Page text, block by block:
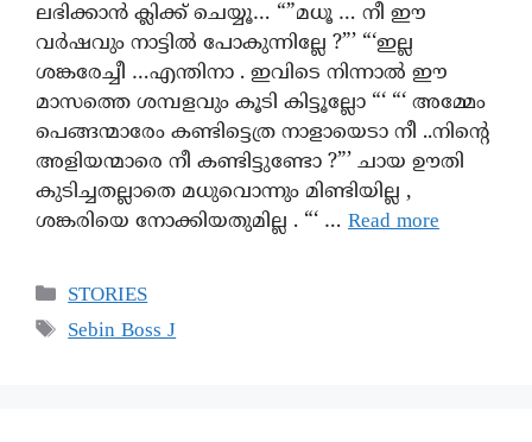
ലഭിക്കാൻ ക്ലിക്ക് ചെയ്യൂ… “”മധൂ … നീ ഈ
വർഷവും നാട്ടിൽ പോകുന്നില്ലേ ?”’ “‘ഇല്ല
ശങ്കരേച്ചീ …എന്തിനാ . ഇവിടെ നിന്നാൽ ഈ
മാസത്തെ ശമ്പളവും കൂടി കിട്ടൂല്ലോ “‘ “‘ അമ്മേം
പെങ്ങന്മാരേം കണ്ടിട്ടെത്ര നാളായെടാ നീ ..നിന്റെ
അളിയന്മാരെ നീ കണ്ടിട്ടുണ്ടോ ?”’ ചായ ഊതി
കുടിച്ചതല്ലാതെ മധുവൊന്നും മിണ്ടിയില്ല ,
ശങ്കരിയെ നോക്കിയതുമില്ല . “‘ … Read more
STORIES
Sebin Boss J